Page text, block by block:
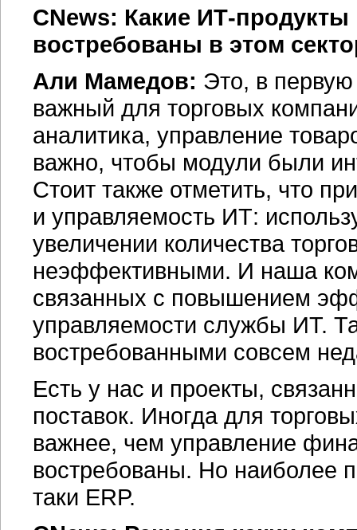
CNews: Какие ИТ-продукты
востребованы в этом
Али Мамедов: Это, в
важный для торговых
аналитика, управление
важно, чтобы модули были
Стоит также отметить, что
и управляемость ИТ:
увеличении количества
неэффективными. И наша
связанных с повышением
управляемости службы ИТ.
востребованными совсем
Есть у нас и проекты,
поставок. Иногда для
важнее, чем управление
востребованы. Но наиболее
таки ERP.